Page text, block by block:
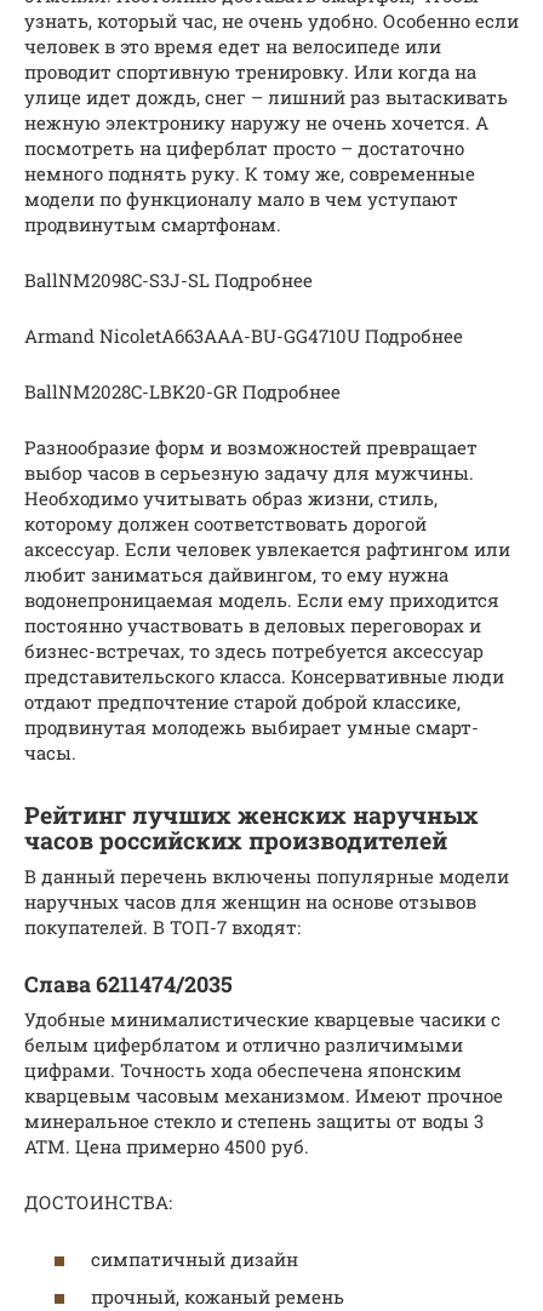
узнать, который час, не очень удобно. Особенно если
человек в это время едет на велосипеде или
проводит спортивную тренировку. Или когда на
улице идет дождь, снег – лишний раз вытаскивать
нежную электронику наружу не очень хочется. А
посмотреть на циферблат просто – достаточно
немного поднять руку. К тому же, современные
модели по функционалу мало в чем уступают
продвинутым смартфонам.
BallNM2098C-S3J-SL Подробнее
Armand NicoletA663AAA-BU-GG4710U Подробнее
BallNM2028C-LBK20-GR Подробнее
Разнообразие форм и возможностей превращает
выбор часов в серьезную задачу для мужчины.
Необходимо учитывать образ жизни, стиль,
которому должен соответствовать дорогой
аксессуар. Если человек увлекается рафтингом или
любит заниматься дайвингом, то ему нужна
водонепроницаемая модель. Если ему приходится
постоянно участвовать в деловых переговорах и
бизнес-встречах, то здесь потребуется аксессуар
представительского класса. Консервативные люди
отдают предпочтение старой доброй классике,
продвинутая молодежь выбирает умные смарт-
часы.
Рейтинг лучших женских наручных
часов российских производителей
В данный перечень включены популярные модели
наручных часов для женщин на основе отзывов
покупателей. В ТОП-7 входят:
Слава 6211474/2035
Удобные минималистические кварцевые часики с
белым циферблатом и отлично различимыми
цифрами. Точность хода обеспечена японским
кварцевым часовым механизмом. Имеют прочное
минеральное стекло и степень защиты от воды 3
АТМ. Цена примерно 4500 руб.
ДОСТОИНСТВА:
симпатичный дизайн
прочный, кожаный ремень